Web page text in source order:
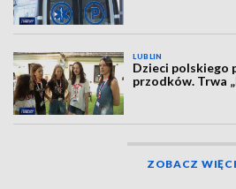
LUBLIN
Dzieci polskiego
przodków. Trwa
ZOBACZ